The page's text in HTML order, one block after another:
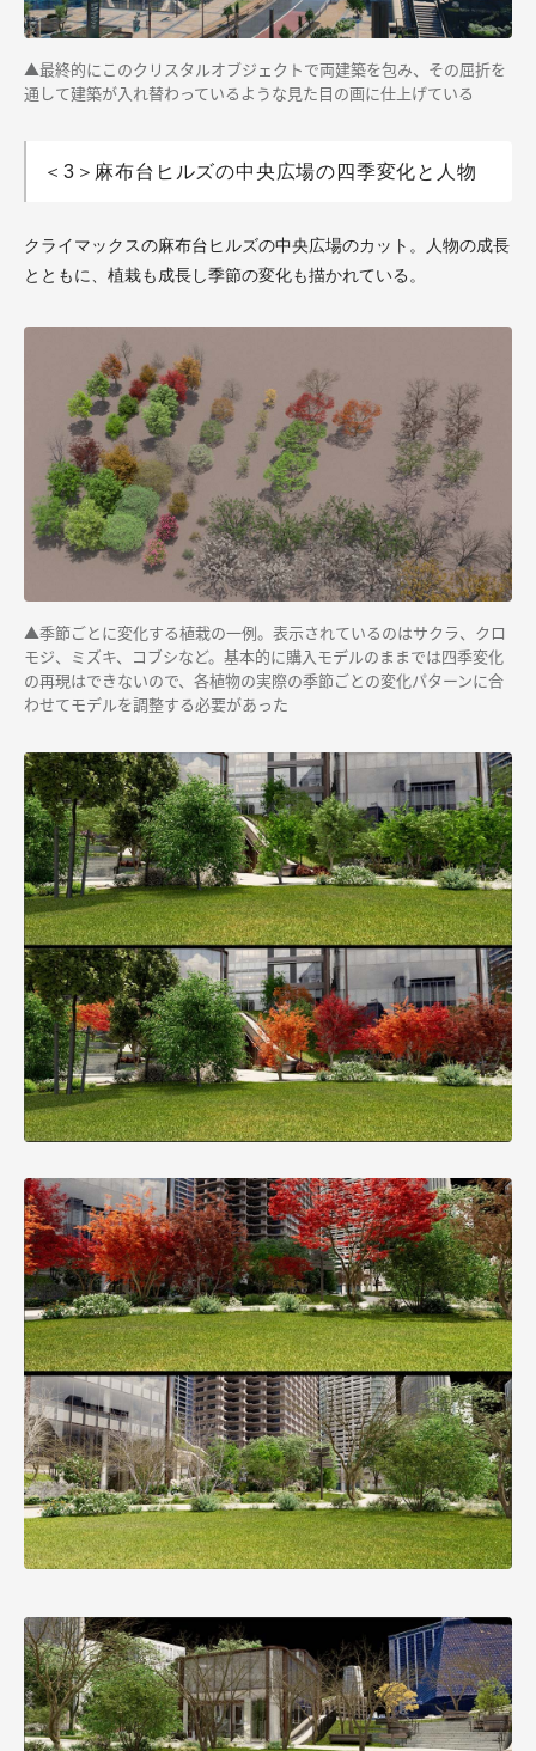
▲最終的にこのクリスタルオブジェクトで両建築を包み、その屈折を
通して建築が入れ替わっているような見た目の画に仕上げている
＜3＞麻布台ヒルズの中央広場の四季変化と人物
クライマックスの麻布台ヒルズの中央広場のカット。人物の成長
とともに、植栽も成長し季節の変化も描かれている。
▲季節ごとに変化する植栽の一例。表示されているのはサクラ、クロ
モジ、ミズキ、コブシなど。基本的に購入モデルのままでは四季変化
の再現はできないので、各植物の実際の季節ごとの変化パターンに合
わせてモデルを調整する必要があった